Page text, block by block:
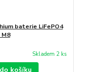
baterie LiFePO4
M8
Skladem 2 ks
košíku